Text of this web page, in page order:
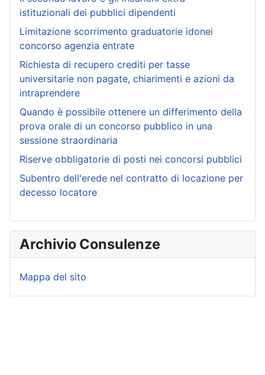
istituzionali dei pubblici dipendenti
Limitazione scorrimento graduatorie idonei
concorso agenzia entrate
Richiesta di recupero crediti per tasse
universitarie non pagate, chiarimenti e azioni da
intraprendere
Quando è possibile ottenere un differimento della
prova orale di un concorso pubblico in una
sessione straordinaria
Riserve obbligatorie di posti nei concorsi pubblici
Subentro dell'erede nel contratto di locazione per
decesso locatore
Archivio Consulenze
Mappa del sito